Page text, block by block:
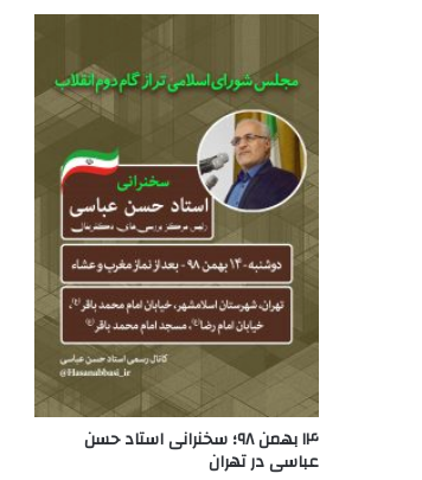
۱۴ بهمن ۹۸؛ سخنرانی استاد حسن
عباسی در تهران